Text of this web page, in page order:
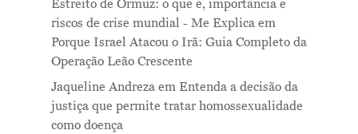
Estreito de Ormuz: o que é, importância e
riscos de crise mundial - Me Explica em
Porque Israel Atacou o Irã: Guia Completo da
Operação Leão Crescente
Jaqueline Andreza em Entenda a decisão da
justiça que permite tratar homossexualidade
como doença